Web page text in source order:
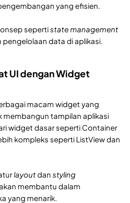
yang efisien.
sepertistate management
data di aplikasi.
UI dengan Widget
macam widget yang
tampilan aplikasi
widget dasar seperti Container
kompleks seperti ListView dan
layoutdan styling
membantu dalam
yang menarik.